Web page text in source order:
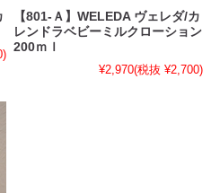
【801-Ａ】WELEDA ヴェレダ/カ
レンドラベビーミルクローション
200ｍｌ
¥2,970(税抜 ¥2,700)